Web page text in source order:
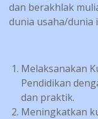
dan berakhlak
dunia usaha/dunia
Melaksanakan
Pendidikan
dan praktik.
Meningkatkan